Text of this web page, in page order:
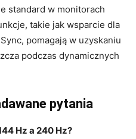
standard w monitorach
takie jak wsparcie dla
pomagają w uzyskaniu
podczas dynamicznych
pytania
Hz a 240 Hz?